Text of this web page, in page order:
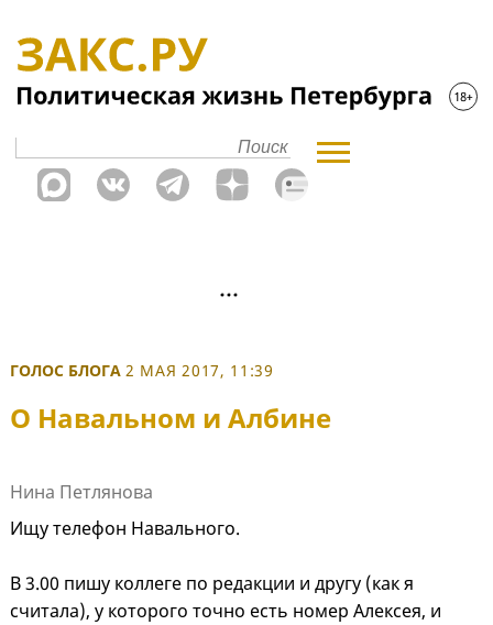
ГОЛОС БЛОГА 2 МАЯ 2017, 11:39
О Навальном и Албине
Нина Петлянова
Ищу телефон Навального.
В 3.00 пишу коллеге по редакции и другу (как я
считала), у которого точно есть номер Алексея, и